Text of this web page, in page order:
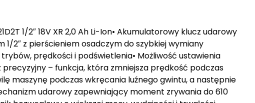
1/2″ 18V XR 2,0 Ah Li-Ion• Akumulatorowy klucz udarowy
1/2″ z pierścieniem osadczym do szybkiej wymiany
prędkości i podświetlenia• Możliwość ustawienia
– funkcja, która zmniejsza prędkość podczas
maszynę podczas wkręcania luźnego gwintu, a następnie
udarowy zapewniający moment zrywania do 610